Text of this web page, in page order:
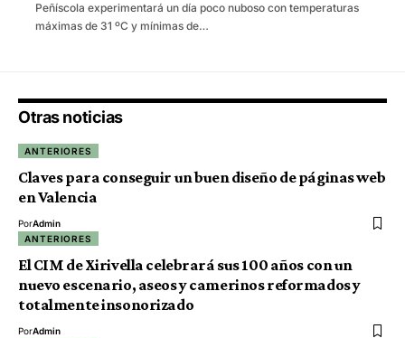
Peñíscola experimentará un día poco nuboso con temperaturas
máximas de 31 ºC y mínimas de…
Otras noticias
ANTERIORES
Claves para conseguir un buen diseño de páginas web
en Valencia
PorAdmin
ANTERIORES
El CIM de Xirivella celebrará sus 100 años con un
nuevo escenario, aseos y camerinos reformados y
totalmente insonorizado
PorAdmin